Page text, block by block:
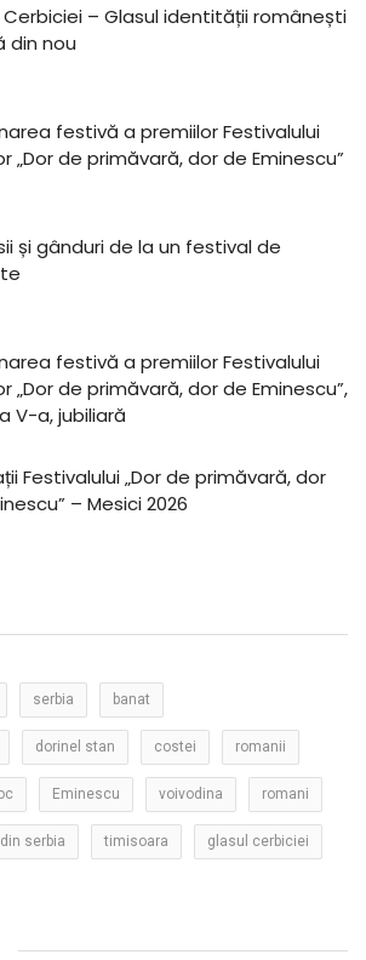
Cerbiciei – Glasul identității românești
din nou
festivă a premiilor Festivalului
„Dor de primăvară, dor de Eminescu”
și gânduri de la un festival de
festivă a premiilor Festivalului
„Dor de primăvară, dor de Eminescu”,
V-a, jubiliară
Festivalului „Dor de primăvară, dor
– Mesici 2026
serbia banat
dorinel stan costei romanii
Eminescu voivodina romani
serbia timisoara glasul cerbiciei